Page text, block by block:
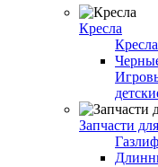
Кресла
Запчасти